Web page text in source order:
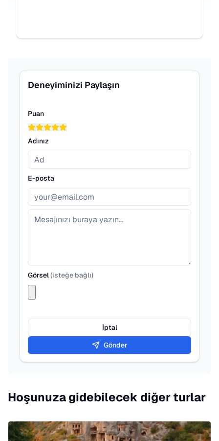
Deneyiminizi Paylaşın
Puan
Adınız
E-posta
Görsel(isteğe bağlı)
İptal
Gönder
Hoşunuza gidebilecek diğer turlar